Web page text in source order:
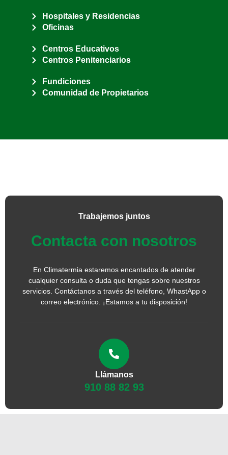
Hospitales y Residencias
Oficinas
Centros Educativos
Centros Penitenciarios
Fundiciones
Comunidad de Propietarios
Trabajemos juntos
Contacta con nosotros
En Climatermia estaremos encantados de atender
cualquier consulta o duda que tengas sobre nuestros
servicios. Contáctanos a través del teléfono, WhastApp o
correo electrónico. ¡Estamos a tu disposición!
Llámanos
910 88 82 93